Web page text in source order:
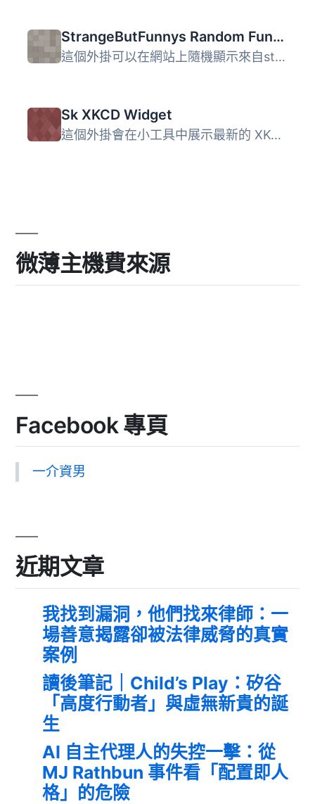
StrangeButFunnys Random Funny Picture
這個外掛可以在網站上隨機顯示來自strangebutfunny.net的有趣...
Sk XKCD Widget
這個外掛會在小工具中展示最新的 XKCD 圖片。它需要 PHP 5.0...
微薄主機費來源
Facebook 專頁
一介資男
近期文章
我找到漏洞，他們找來律師：一
場善意揭露卻被法律威脅的真實
案例
讀後筆記｜Child’s Play：矽谷
「高度行動者」與虛無新貴的誕
生
AI 自主代理人的失控一擊：從
MJ Rathbun 事件看「配置即人
格」的危險